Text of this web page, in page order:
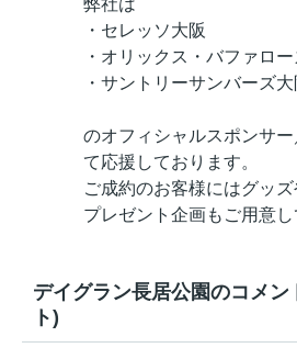
弊社は
・セレッソ大阪
・オリックス・バファロ
・サントリーサンバーズ大
のオフィシャルスポンサ
て応援しております。
ご成約のお客様にはグッ
プレゼント企画もご用意し
デイグラン長居公園のコメ
ト)